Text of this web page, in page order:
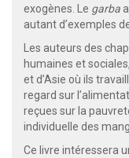
exogènes. Le garba
autant d’exemples
Les auteurs des
humaines et
et d’Asie où ils
regard sur
reçues sur la
individuelle des
Ce livre intéressera